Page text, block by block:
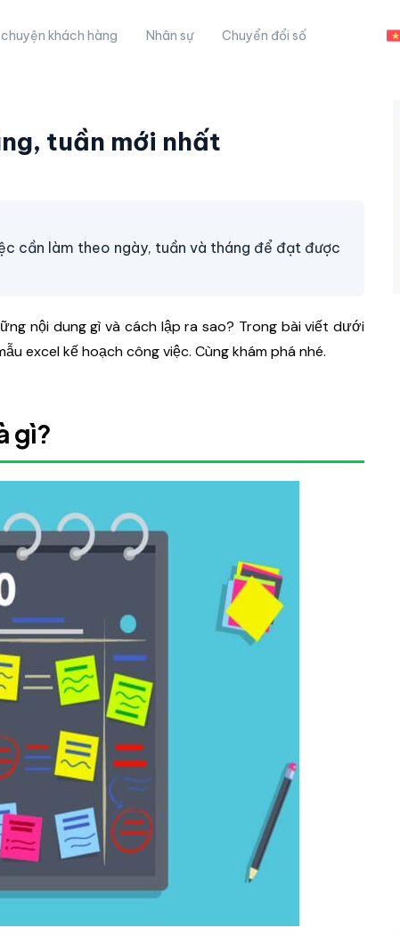
khách hàng Nhân sự Chuyển đổi số
tuần mới nhất
cần làm theo ngày, tuần và tháng để đạt được
nội dung gì và cách lập ra sao? Trong bài viết dưới
excel kế hoạch công việc. Cùng khám phá nhé.
gì?